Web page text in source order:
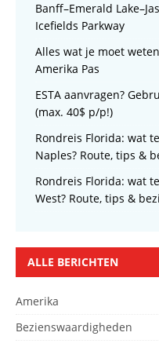
Banff–Emerald
Icefields Parkway
Alles wat je moet
Amerika Pas
ESTA aanvragen?
(max. 40$ p/p!)
Rondreis Florida: wat
Naples? Route, tips &
Rondreis Florida: wat
West? Route, tips &
ALLE BERICHTEN
Amerika
Bezienswaardigheden